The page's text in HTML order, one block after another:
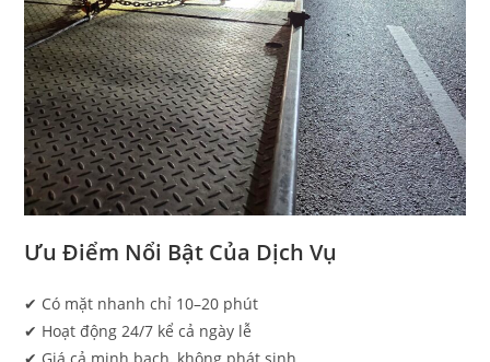
Ưu Điểm Nổi Bật Của Dịch Vụ
✔ Có mặt nhanh chỉ 10–20 phút
✔ Hoạt động 24/7 kể cả ngày lễ